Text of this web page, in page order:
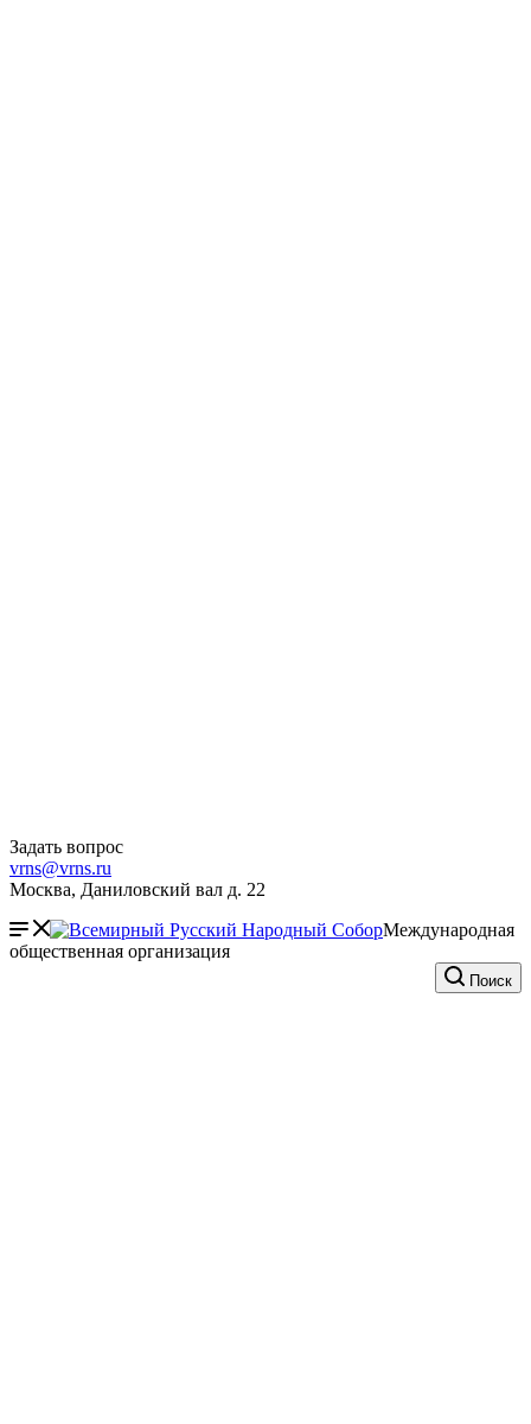
Задать вопрос
vrns@vrns.ru
Москва, Даниловский вал д. 22
Международная
общественная организация
Поиск